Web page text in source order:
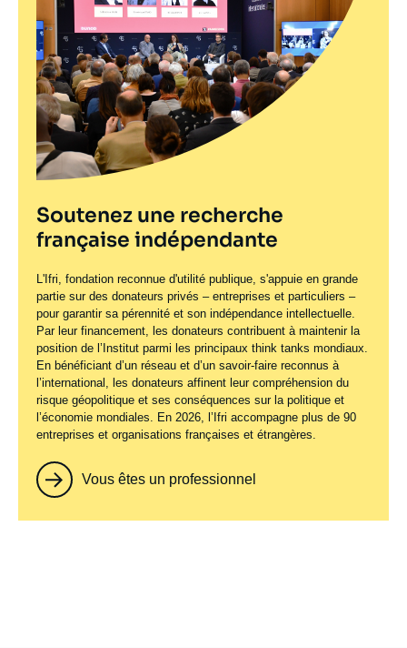
Soutenez une recherche
française indépendante
L'Ifri, fondation reconnue d'utilité publique, s'appuie en grande
partie sur des donateurs privés – entreprises et particuliers –
pour garantir sa pérennité et son indépendance intellectuelle.
Par leur financement, les donateurs contribuent à maintenir la
position de l’Institut parmi les principaux think tanks mondiaux.
En bénéficiant d’un réseau et d’un savoir-faire reconnus à
l’international, les donateurs affinent leur compréhension du
risque géopolitique et ses conséquences sur la politique et
l’économie mondiales. En 2026, l’Ifri accompagne plus de 90
entreprises et organisations françaises et étrangères.
Vous êtes un professionnel